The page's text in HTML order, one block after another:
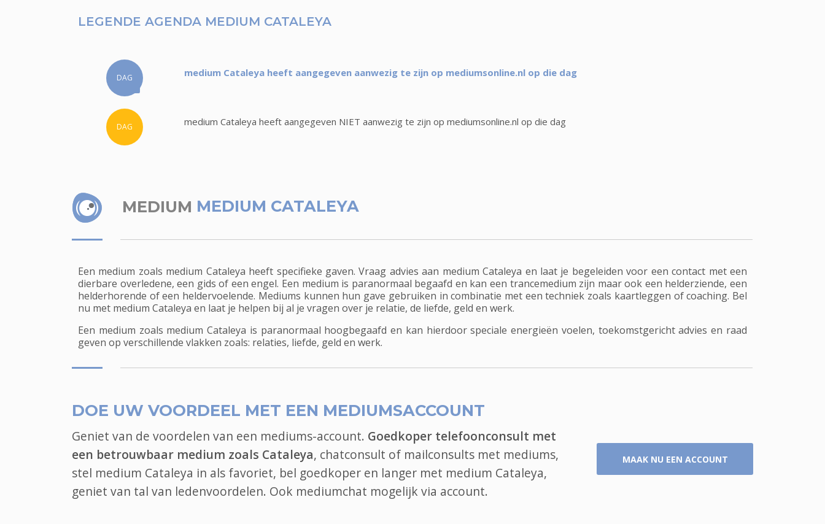
LEGENDE AGENDA MEDIUM CATALEYA
DAG medium Cataleya heeft aangegeven aanwezig te zijn op mediumsonline.nl op die dag
DAG medium Cataleya heeft aangegeven NIET aanwezig te zijn op mediumsonline.nl op die dag
MEDIUM MEDIUM CATALEYA
Een medium zoals medium Cataleya heeft specifieke gaven. Vraag advies aan medium Cataleya en laat je begeleiden voor een contact met een
dierbare overledene, een gids of een engel. Een medium is paranormaal begaafd en kan een trancemedium zijn maar ook een helderziende, een
helderhorende of een heldervoelende. Mediums kunnen hun gave gebruiken in combinatie met een techniek zoals kaartleggen of coaching. Bel
nu met medium Cataleya en laat je helpen bij al je vragen over je relatie, de liefde, geld en werk.
Een medium zoals medium Cataleya is paranormaal hoogbegaafd en kan hierdoor speciale energieën voelen, toekomstgericht advies en raad
geven op verschillende vlakken zoals: relaties, liefde, geld en werk.
DOE UW VOORDEEL MET EEN MEDIUMSACCOUNT
Geniet van de voordelen van een mediums-account. Goedkoper telefoonconsult met
een betrouwbaar medium zoals Cataleya, chatconsult of mailconsults met mediums,
stel medium Cataleya in als favoriet, bel goedkoper en langer met medium Cataleya,
geniet van tal van ledenvoordelen. Ook mediumchat mogelijk via account.
MAAK NU EEN ACCOUNT